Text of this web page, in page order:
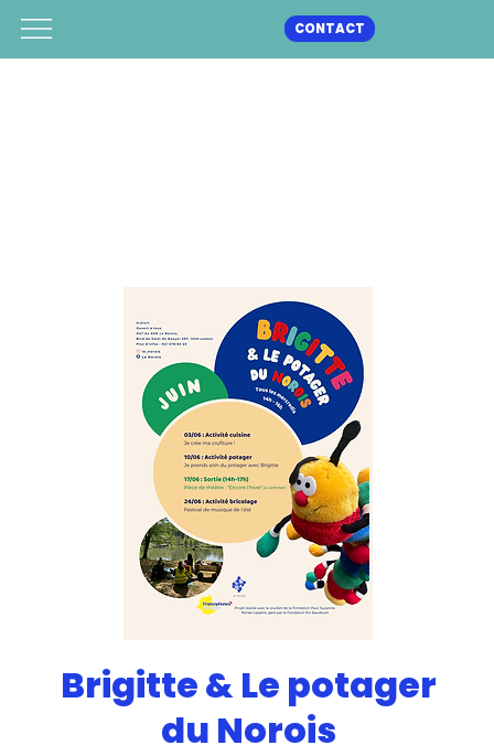
CONTACT
Brigitte & Le potager
du Norois